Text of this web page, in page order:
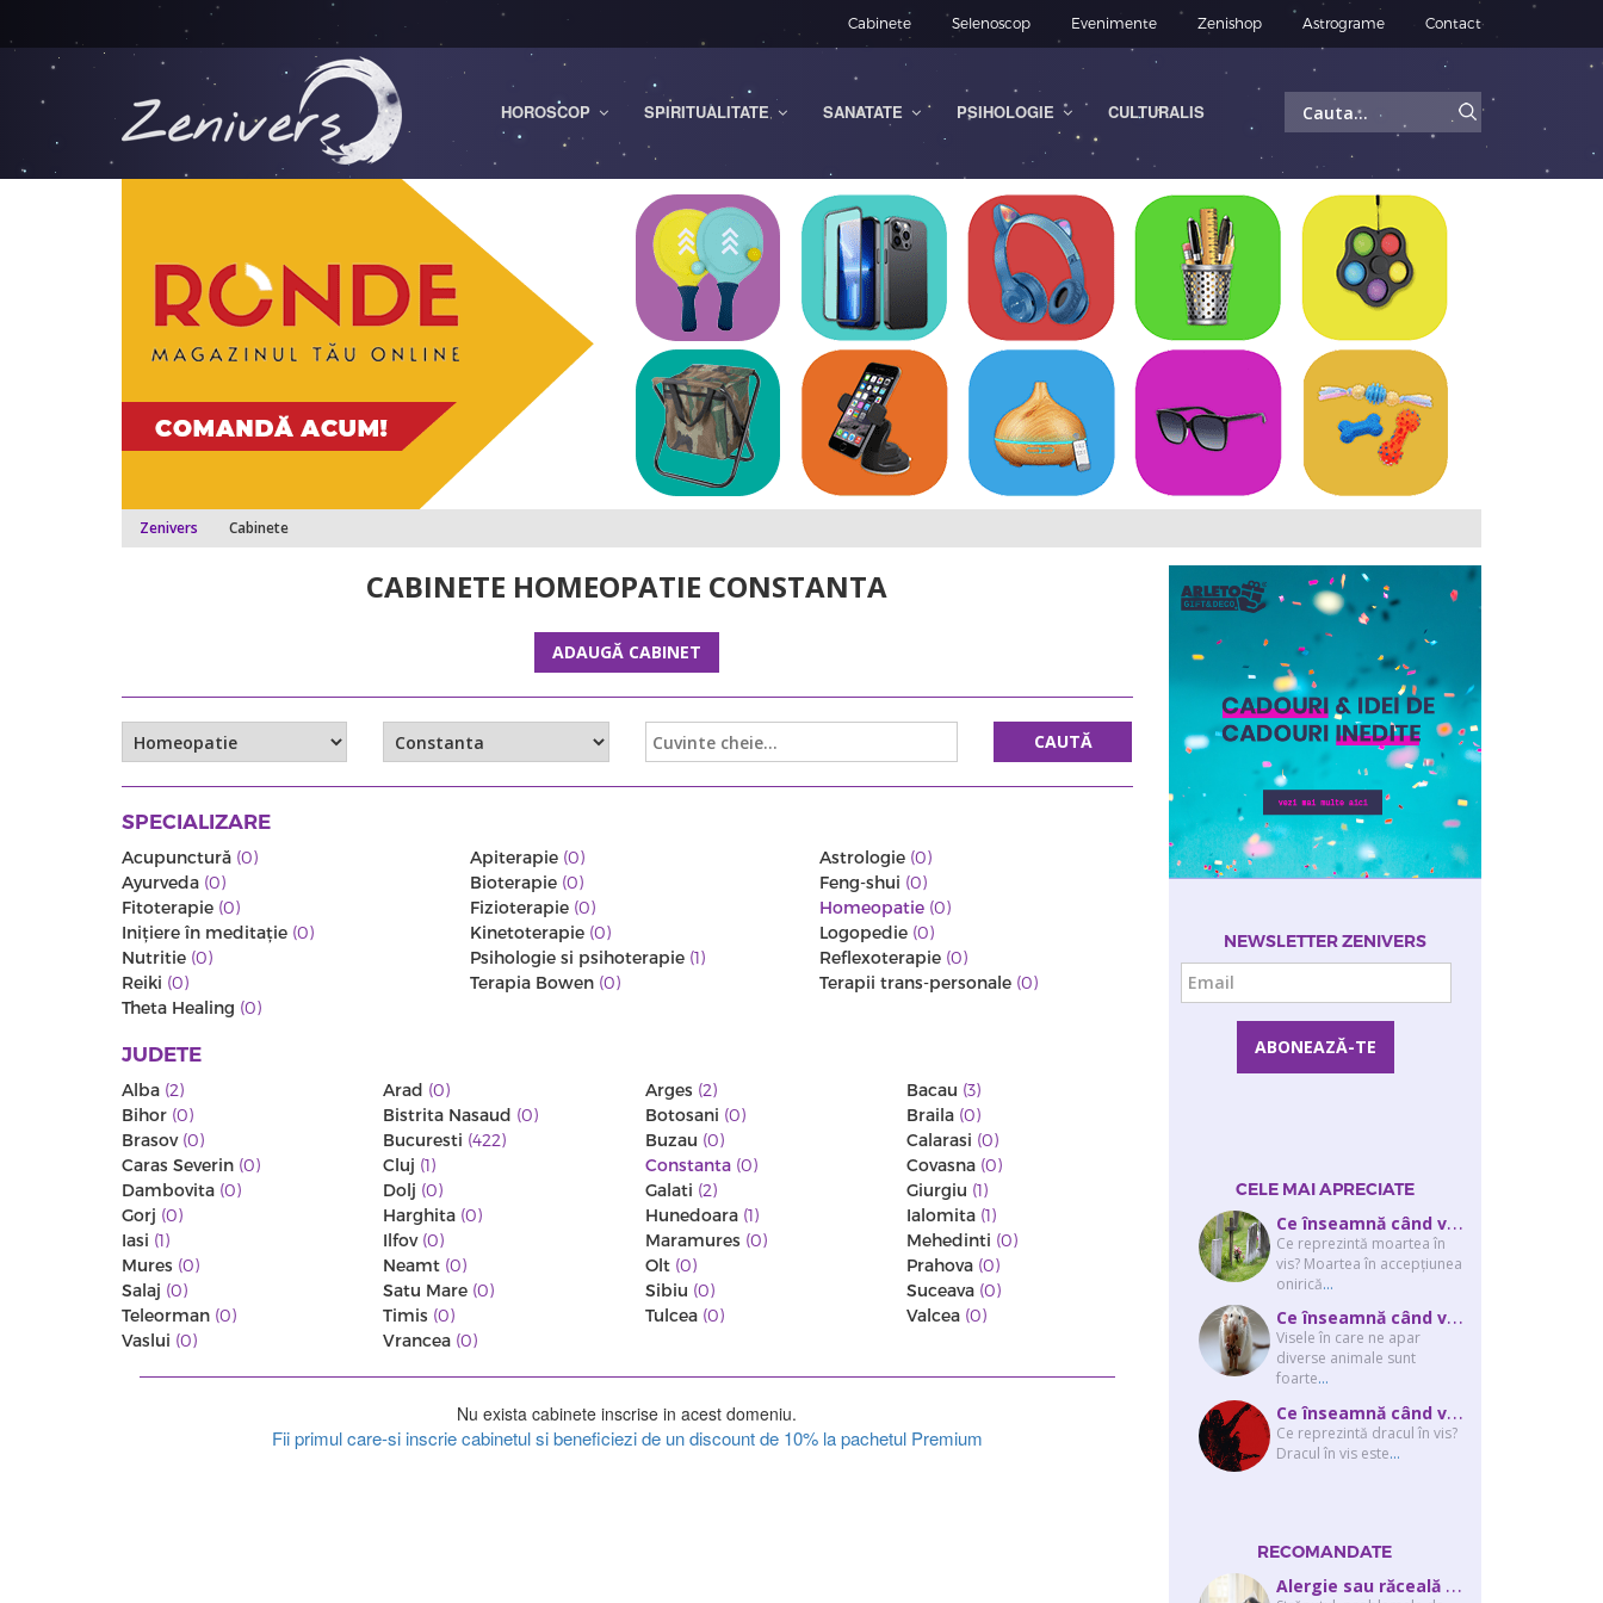
Cabinete Selenoscop Evenimente Zenishop Astrograme Contact
Caută
HOROSCOP SPIRITUALITATE SANATATE PSIHOLOGIE CULTURALIS
Zenivers Cabinete
CABINETE HOMEOPATIE CONSTANTA
ADAUGĂ CABINET
CAUTĂ
SPECIALIZARE
Acupunctură (0) Apiterapie (0) Astrologie (0)
Ayurveda (0) Bioterapie (0) Feng-shui (0)
Fitoterapie (0) Fizioterapie (0) Homeopatie (0)
Iniţiere în meditaţie (0) Kinetoterapie (0) Logopedie (0)
Nutritie (0) Psihologie si psihoterapie (1) Reflexoterapie (0)
Reiki (0) Terapia Bowen (0) Terapii trans-personale (0)
Theta Healing (0)
JUDETE
Alba (2) Arad (0) Arges (2) Bacau (3)
Bihor (0) Bistrita Nasaud (0) Botosani (0) Braila (0)
Brasov (0) Bucuresti (422) Buzau (0) Calarasi (0)
Caras Severin (0) Cluj (1) Constanta (0) Covasna (0)
Dambovita (0) Dolj (0) Galati (2) Giurgiu (1)
Gorj (0) Harghita (0) Hunedoara (1) Ialomita (1)
Iasi (1) Ilfov (0) Maramures (0) Mehedinti (0)
Mures (0) Neamt (0) Olt (0) Prahova (0)
Salaj (0) Satu Mare (0) Sibiu (0) Suceava (0)
Teleorman (0) Timis (0) Tulcea (0) Valcea (0)
Vaslui (0) Vrancea (0)
Nu exista cabinete inscrise in acest domeniu.
Fii primul care-si inscrie cabinetul si beneficiezi de un discount de 10% la pachetul Premium
NEWSLETTER ZENIVERS
CELE MAI APRECIATE
C
e înseamnă când visezi că moare cineva apropiat? Interpretarea visului în ...
Ce reprezintă moartea în
vis? Moartea în accepţiunea
onirică...
C
e înseamnă când visezi şobolani sau şoareci
Visele în care ne apar
diverse animale sunt
foarte...
C
e înseamnă când visezi un drac? Interpretarea visului în care apar unul sau...
Ce reprezintă dracul în vis?
Dracul în vis este...
RECOMANDATE
A
lergie sau răceală – cum îţi dai seama de ce suferi și de ce conteaz...